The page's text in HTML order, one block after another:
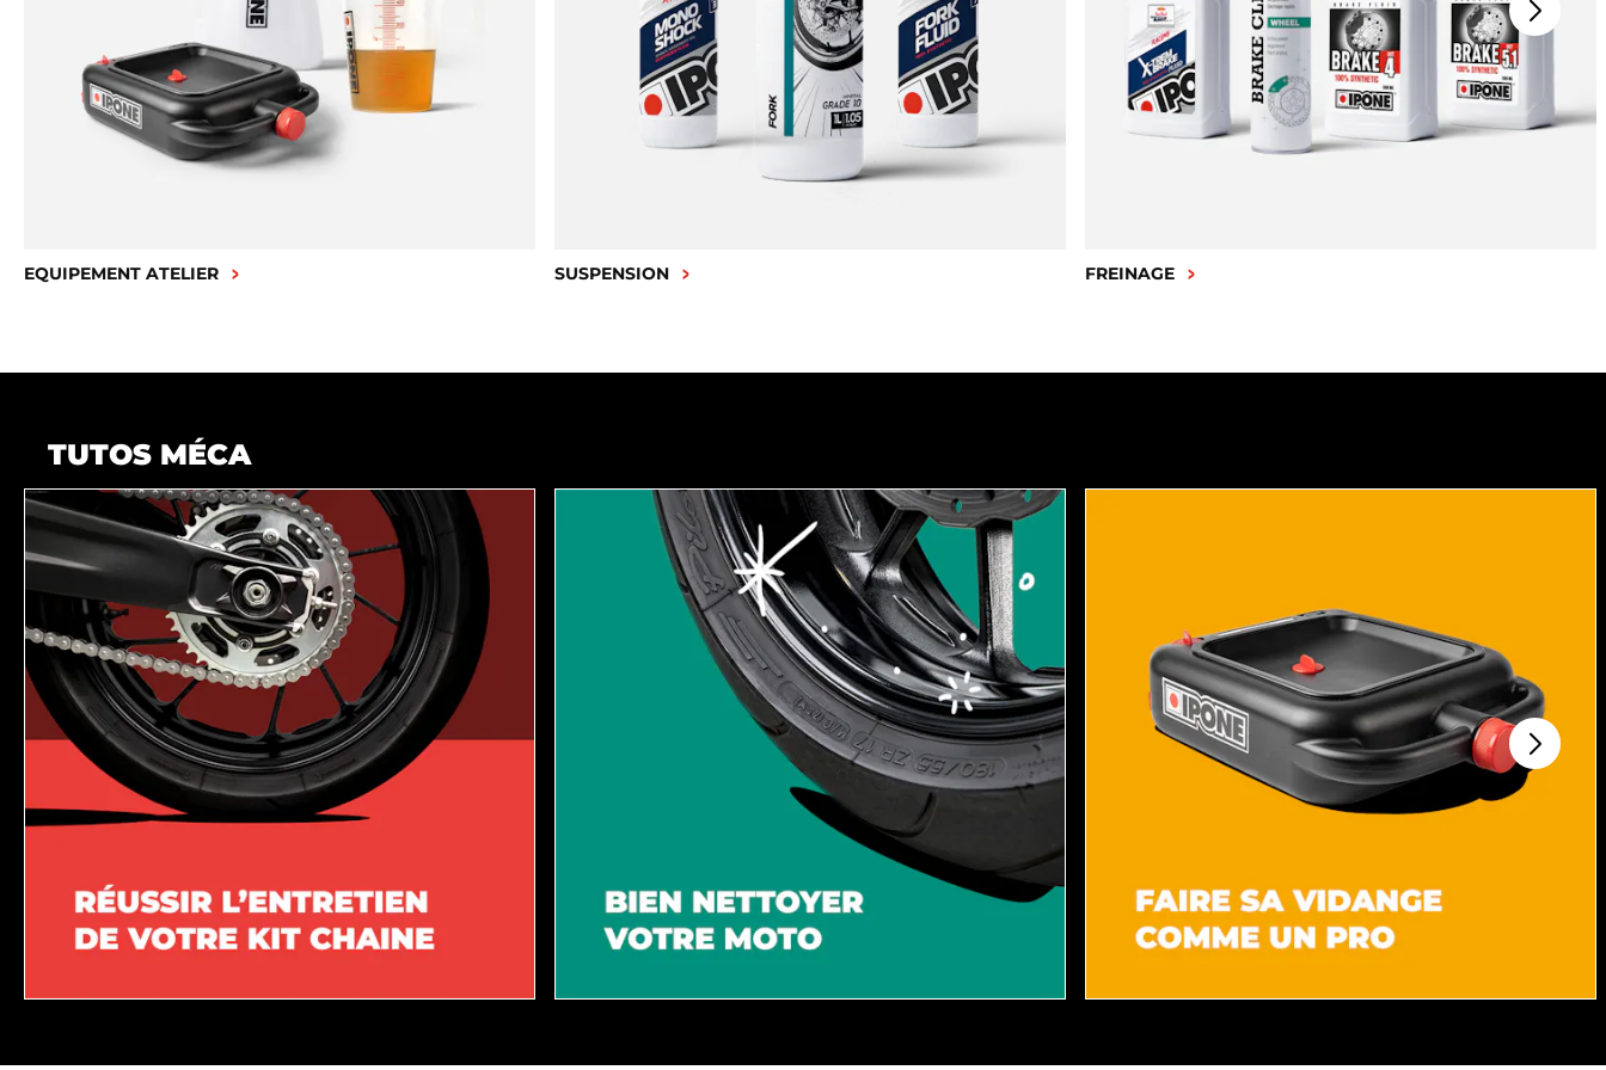
EQUIPEMENT ATELIER SUSPENSION FREINAGE
TUTOS MÉCA